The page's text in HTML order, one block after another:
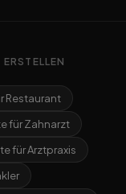
Restaurant
für Zahnarzt
für Arztpraxis